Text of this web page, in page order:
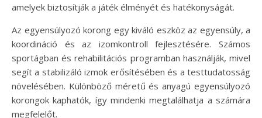
amelyek biztosítják a játék élményét és hatékonyságát.
Az egyensúlyozó korong egy kiváló eszköz az egyensúly, a
koordináció és az izomkontroll fejlesztésére. Számos
sportágban és rehabilitációs programban használják, mivel
segít a stabilizáló izmok erősítésében és a testtudatosság
növelésében. Különböző méretű és anyagú egyensúlyozó
korongok kaphatók, így mindenki megtalálhatja a számára
megfelelőt.